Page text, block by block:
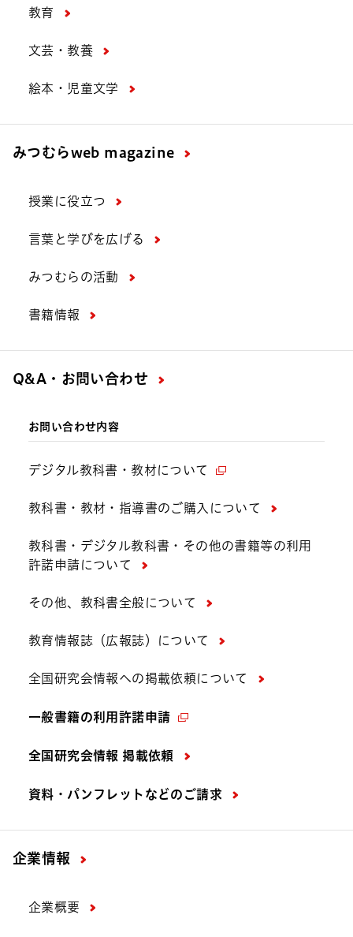
教育
文芸・教養
絵本・児童文学
みつむらweb magazine
授業に役立つ
言葉と学びを広げる
みつむらの活動
書籍情報
Q&A・お問い合わせ
お問い合わせ内容
デジタル教科書・教材について
教科書・教材・指導書のご購入について
教科書・デジタル教科書・その他の書籍等の利用
許諾申請について
その他、教科書全般について
教育情報誌（広報誌）について
全国研究会情報への掲載依頼について
一般書籍の利用許諾申請
全国研究会情報 掲載依頼
資料・パンフレットなどの ご請求
企業情報
企業概要